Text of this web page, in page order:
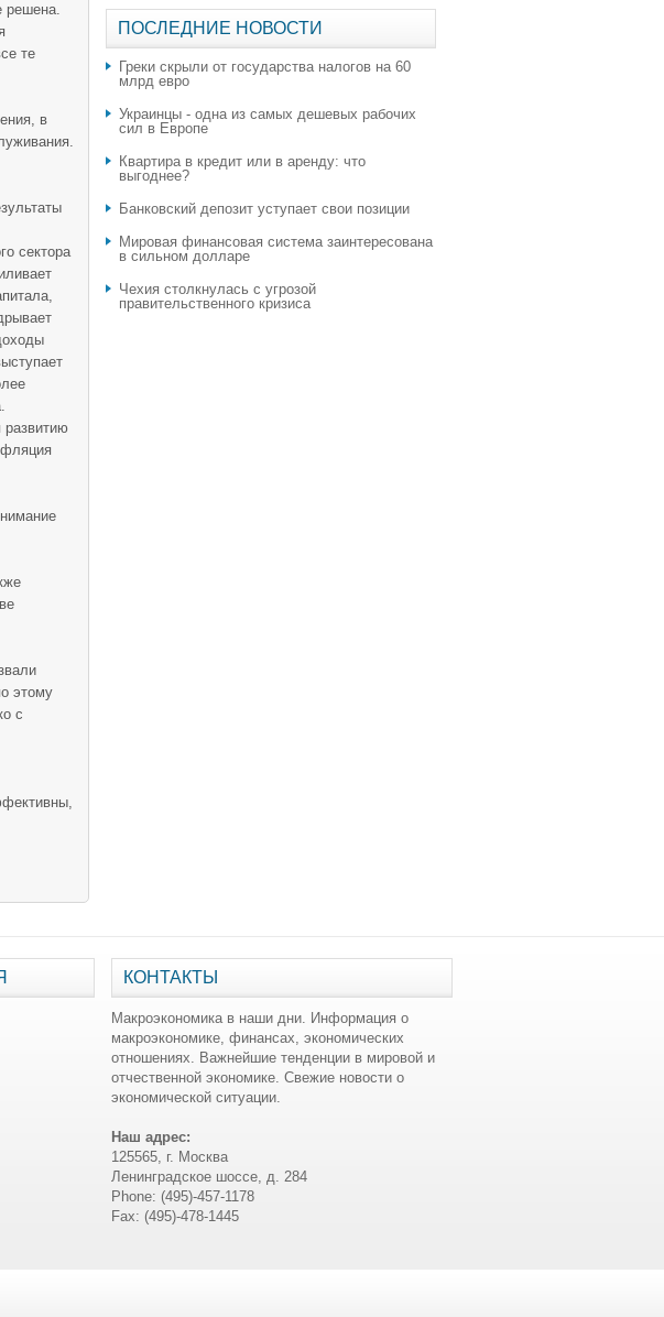
решена.
те
в
сектора
развитию
этому
с
ПОСЛЕДНИЕ НОВОСТИ
Греки скрыли от государства налогов на 60
млрд евро
Украинцы - одна из самых дешевых рабочих
сил в Европе
Квартира в кредит или в аренду: что
выгоднее?
​Банковский депозит уступает свои позиции
Мировая финансовая система заинтересована
в сильном долларе
Чехия столкнулась с угрозой
правительственного кризиса
КОНТАКТЫ
Макроэкономика в наши дни. Информация о
макроэкономике, финансах, экономических
отношениях. Важнейшие тенденции в мировой и
отчественной экономике. Свежие новости о
экономической ситуации.
Наш адрес:
125565, г. Москва
Ленинградское шоссе, д. 284
Phone: (495)-457-1178
Fax: (495)-478-1445